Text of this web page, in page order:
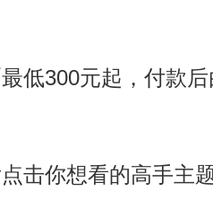
低300元起，付款
击你想看的高手主